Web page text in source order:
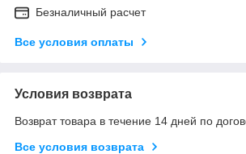
Безналичный расчет
Все условия оплаты
Условия возврата
Возврат товара в течение 14 дней по
Все условия возврата